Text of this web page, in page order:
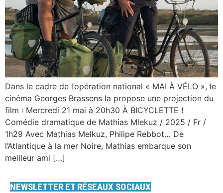
Dans le cadre de l’opération national « MAI À VÉLO », le
cinéma Georges Brassens la propose une projection du
film : Mercredi 21 mai à 20h30 À BICYCLETTE !
Comédie dramatique de Mathias Mlekuz / 2025 / Fr /
1h29 Avec Mathias Melkuz, Philipe Rebbot… De
l’Atlantique à la mer Noire, Mathias embarque son
meilleur ami […]
NEWSLETTER ET RÉSEAUX SOCIAUX